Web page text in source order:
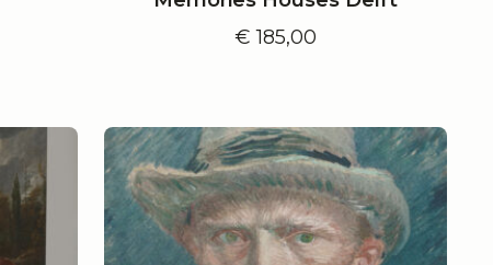
€ 185,00